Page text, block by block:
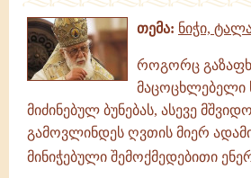
თემა: ნიჭი,
როგორც
მაცოცხლებელი
მიძინებულ ბუნებას, ასევე
გამოვლინდეს ღვთის მიერ
მინიჭებული შემოქმედებითი